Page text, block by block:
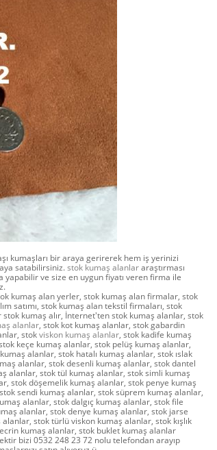
kumaşları bir araya gerirerek hem iş yerinizi
satabilirsiniz.stok kumaş alanlararaştırması
ve size en uygun fiyatı veren firma ile
kumaş alan yerler, stok kumaş alan firmalar, stok
satımı, stok kumaş alan tekstil firmaları, stok
kumaş alır, İnternet'ten stok kumaş alanlar, stok
alanlar, stok kot kumaş alanlar, stok gabardin
stokviskon kumaş alanlar, stok kadife kumaş
keçe kumaş alanlar, stok pelüş kumaş alanlar,
alanlar, stok hatalı kumaş alanlar, stok ıslak
alanlar, stok desenli kumaş alanlar, stok dantel
alanlar, stok tül kumaş alanlar, stok simli kumaş
stok döşemelik kumaş alanlar, stok penye kumaş
sendi kumaş alanlar, stok süprem kumaş alanlar,
alanlar, stok dalgıç kumaş alanlar, stok file
alanlar, stok denye kumaş alanlar, stok jarse
stok türlü viskon kumaş alanlar, stok kışlık
kumaş alanlar, stok buklet kumaş alanlar
bizi 0532 248 23 72 nolu telefondan arayıp